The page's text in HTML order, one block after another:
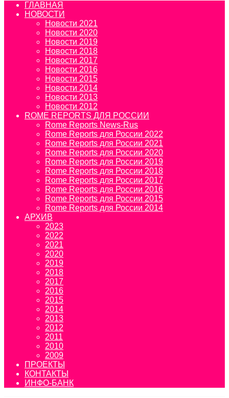
ГЛАВНАЯ
НОВОСТИ
Новости 2021
Новости 2020
Новости 2019
Новости 2018
Новости 2017
Новости 2016
Новости 2015
Новости 2014
Новости 2013
Новости 2012
ROME REPORTS ДЛЯ РОССИИ
Rome Reports News-Rus
Rome Reports для России 2022
Rome Reports для России 2021
Rome Reports для России 2020
Rome Reports для России 2019
Rome Reports для России 2018
Rome Reports для России 2017
Rome Reports для России 2016
Rome Reports для России 2015
Rome Reports для России 2014
АРХИВ
2023
2022
2021
2020
2019
2018
2017
2016
2015
2014
2013
2012
2011
2010
2009
ПРОЕКТЫ
КОНТАКТЫ
ИНФО-БАНК